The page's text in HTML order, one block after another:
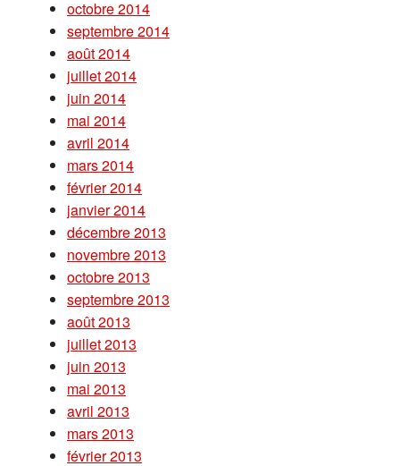
octobre 2014
septembre 2014
août 2014
juillet 2014
juin 2014
mai 2014
avril 2014
mars 2014
février 2014
janvier 2014
décembre 2013
novembre 2013
octobre 2013
septembre 2013
août 2013
juillet 2013
juin 2013
mai 2013
avril 2013
mars 2013
février 2013